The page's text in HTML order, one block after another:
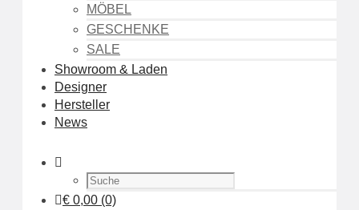
MÖBEL
GESCHENKE
SALE
Showroom & Laden
Designer
Hersteller
News
€ 0,00 (0)